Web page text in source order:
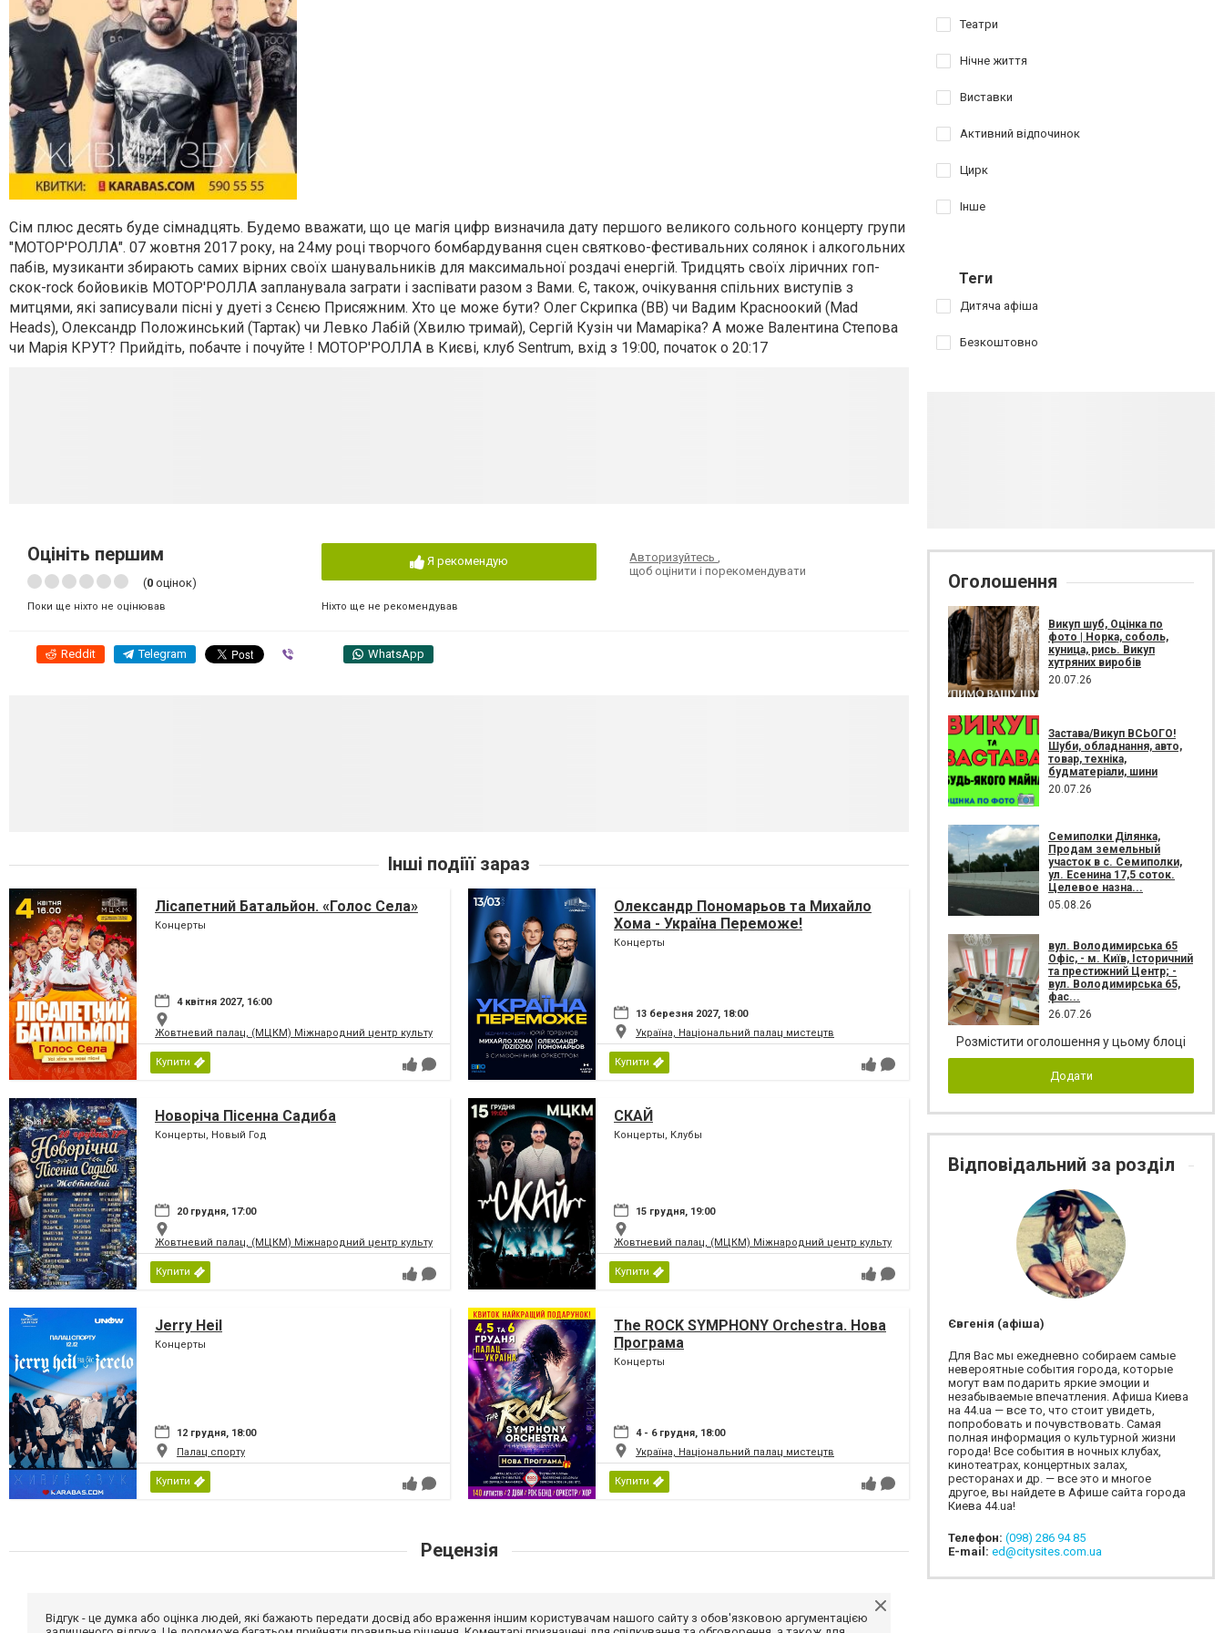
Сім плюс десять буде сімнадцять. Будемо вважати, що це магія цифр визначила дату першого великого сольного концерту групи
"МОТОР'РОЛЛА". 07 жовтня 2017 року, на 24му році творчого бомбардування сцен святково-фестивальних солянок і алкогольних
пабів, музиканти збирають самих вірних своїх шанувальників для максимальної роздачі енергій. Тридцять своїх ліричних гоп-
скок-rock бойовиків МОТОР'РОЛЛА запланувала заграти і заспівати разом з Вами. Є, також, очікування спільних виступів з
митцями, які записували пісні у дуеті з Сєнєю Присяжним. Хто це може бути? Олег Скрипка (ВВ) чи Вадим Красноокий (Mad
Heads), Олександр Положинський (Тартак) чи Левко Лабій (Хвилю тримай), Сергій Кузін чи Мамаріка? А може Валентина Степова
чи Марія КРУТ? Прийдіть, побачте і почуйте ! МОТОР'РОЛЛА в Києві, клуб Sentrum, вхід з 19:00, початок о 20:17
Оцініть першим
(0 оцінок)
Поки ще ніхто не оцінював
Я рекомендую
Ніхто ще не рекомендував
Авторизуйтесь,
щоб оцінити і порекомендувати
Reddit Telegram WhatsApp
Інші подіїї зараз
Лісапетний Батальйон. «Голос Села»
Концерты
4 квітня 2027, 16:00
Жовтневий палац, (МЦКМ) Міжнародний центр культури і мистецтв Федерації профспілок України
Купити
Олександр Пономарьов та Михайло
Хома - Україна Переможе!
Концерты
13 березня 2027, 18:00
Україна, Національний палац мистецтв
Купити
Новоріча Пісенна Садиба
Концерты, Новый Год
20 грудня, 17:00
Жовтневий палац, (МЦКМ) Міжнародний центр культури і мистецтв Федерації профспілок України
Купити
СКАЙ
Концерты, Клубы
15 грудня, 19:00
Жовтневий палац, (МЦКМ) Міжнародний центр культури і мистецтв Федерації профспілок України
Купити
Jerry Heil
Концерты
12 грудня, 18:00
Палац спорту
Купити
The ROCK SYMPHONY Orchestra. Нова
Програма
Концерты
4 - 6 грудня, 18:00
Україна, Національний палац мистецтв
Купити
Рецензія
Відгук - це думка або оцінка людей, які бажають передати досвід або враження іншим користувачам нашого сайту з обов'язковою аргументацією
Театри
Нічне життя
Виставки
Активний відпочинок
Цирк
Інше
Теги
Дитяча афіша
Безкоштовно
Оголошення
Викуп шуб, Оцінка по
фото | Норка, соболь,
куница, рись. Викуп
хутряних виробів
20.07.26
Застава/Викуп ВСЬОГО!
Шуби, обладнання, авто,
товар, техніка,
будматеріали, шини
20.07.26
Семиполки Ділянка,
Продам земельный
участок в с. Семиполки,
ул. Есенина 17,5 соток.
Целевое назна...
05.08.26
вул. Володимирська 65
Офіс, - м. Київ, Історичний
та престижний Центр; -
вул. Володимирська 65,
фас...
26.07.26
Розмістити оголошення у цьому блоці
Додати
Відповідальний за розділ
Євгенія (афіша)
Для Вас мы ежедневно собираем самые
невероятные события города, которые
могут вам подарить яркие эмоции и
незабываемые впечатления. Афиша Киева
на 44.ua — все то, что стоит увидеть,
попробовать и почувствовать. Самая
полная информация о культурной жизни
города! Все события в ночных клубах,
кинотеатрах, концертных залах,
ресторанах и др. — все это и многое
другое, вы найдете в Афише сайта города
Киева 44.ua!
Телефон: (098) 286 94 85
E-mail: ed@citysites.com.ua